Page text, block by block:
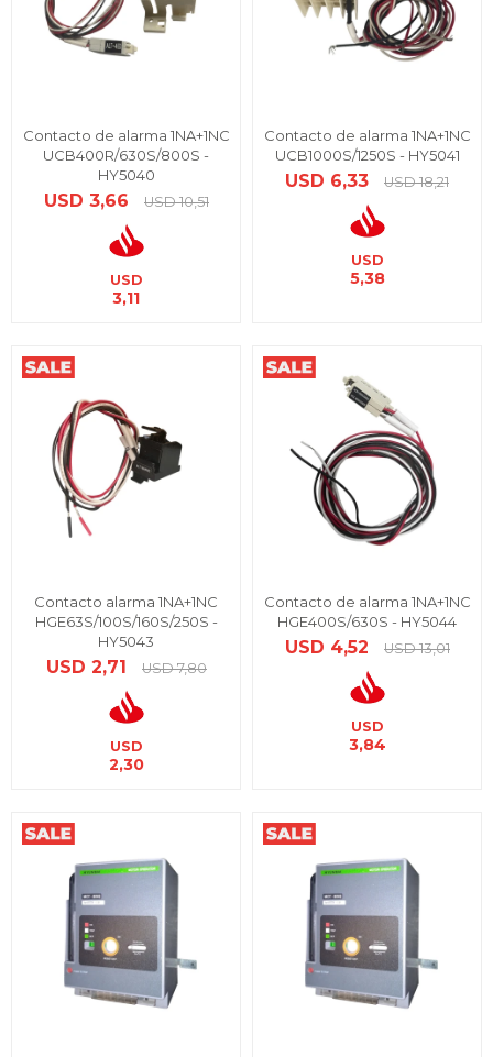
Contacto de alarma 1NA+1NC
UCB400R/630S/800S -
HY5040
USD 3,66 USD 10,51
USD
3,11
Contacto de alarma 1NA+1NC
UCB1000S/1250S - HY5041
USD 6,33 USD 18,21
USD
5,38
Contacto alarma 1NA+1NC
HGE63S/100S/160S/250S -
HY5043
USD 2,71 USD 7,80
USD
2,30
Contacto de alarma 1NA+1NC
HGE400S/630S - HY5044
USD 4,52 USD 13,01
USD
3,84